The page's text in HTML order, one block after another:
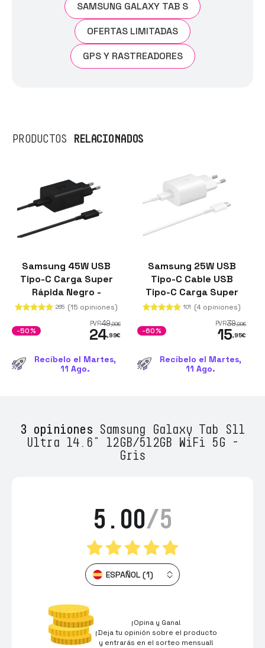
SAMSUNG GALAXY TAB S
OFERTAS LIMITADAS
GPS Y RASTREADORES
PRODUCTOS RELACIONADOS
Samsung 45W USB
Tipo-C Carga Super
Rápida Negro -
Cargador de Pared con
265 (15 opiniones)
PVR49,99€
24,99€
-50%
Recíbelo el Martes,
11 Ago.
Samsung 25W USB
Tipo-C Cable USB
Tipo-C Carga Super
Rápida Blanco -
Cargador de Pared
101 (4 opiniones)
PVR39,99€
15,95€
-60%
Recíbelo el Martes,
11 Ago.
3 opiniones Samsung Galaxy Tab S11
Ultra 14.6" 12GB/512GB WiFi 5G -
Gris
5.00/5
ESPAÑOL (1)
¡Opina y Gana!
¡Deja tu opinión sobre el producto
y entrarás en el sorteo mensual!